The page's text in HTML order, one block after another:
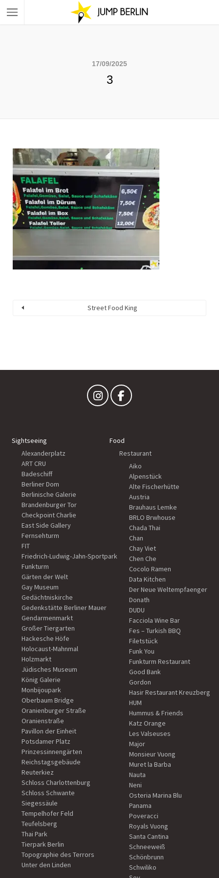
17/09/2025
3
Street Food King
Sightseeing
Alexanderplatz
ART CRU
Badeschiff
Berliner Dom
Berlinische Galerie
Brandenburger Tor
Checkpoint Charlie
East Side Gallery
Fernsehturm
FIT
Friedrich-Ludwig-Jahn-Sportpark
Funkturm
Gärten der Welt
Gay Museum
Gedächtniskirche
Gedenkstätte Berliner Mauer
Gendarmenmarkt
Großer Tiergarten
Hackesche Höfe
Holocaust-Mahnmal
Holzmarkt
Jüdisches Museum
König Galerie
Monbijoupark
Oberbaum Bridge
Oranienburger Straße
Oranienstraße
Pavillon der Einheit
Potsdamer Platz
Prinzessinnengärten
Reichstagsgebäude
Reuterkiez
Schloss Charlottenburg
Schloss Schwante
Siegessäule
Tempelhofer Feld
Teufelsberg
Thai Park
Tierpark Berlin
Topographie des Terrors
Unter den Linden
Food
Restaurant
Aiko
Alpenstück
Alte Fischerhütte
Austria
Brauhaus Lemke
BRLO Brwhouse
Chada Thai
Chan
Chay Viet
Chen Che
Cocolo Ramen
Data Kitchen
Der Neue Weltempfaenger
Donath
DUDU
Facciola Wine Bar
Fes – Turkish BBQ
Filetstück
Funk You
Funkturm Restaurant
Good Bank
Gordon
Hasir Restaurant Kreuzberg
HUM
Hummus & Friends
Katz Orange
Les Valseuses
Major
Monsieur Vuong
Muret la Barba
Nauta
Neni
Osteria Marina Blu
Panama
Poveracci
Royals Vuong
Santa Cantina
Schneeweiß
Schönbrunn
Schwiliko